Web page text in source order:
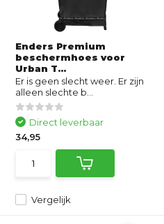
Enders Premium
beschermhoes voor
Urban T...
Er is geen slecht weer. Er zijn
alleen slechte b...
Vergelijk
Direct leverbaar
34,95